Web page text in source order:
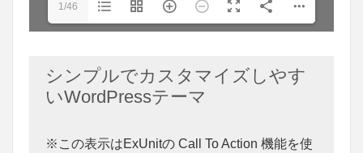
1/46
シンプルでカスタマイズしやす
いWordPressテーマ
※この表示はExUnitの Call To Action 機能を使